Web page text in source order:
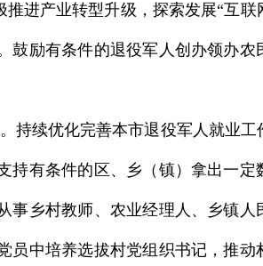
进产业转型升级，探索发展“互联
鼓励有条件的退役军人创办领办农
持续优化完善本市退役军人就业
持有条件的区、乡（镇）拿出一定
事乡村教师、农业经理人、乡镇人
员中培养选拔村党组织书记，推动